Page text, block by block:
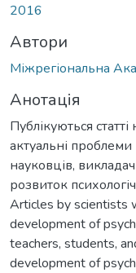
2016
Автори
Міжрегіональна
Анотація
Публікуються
актуальні проблеми
науковців,
розвиток
Articles by scientists
development of
teachers, students,
development of